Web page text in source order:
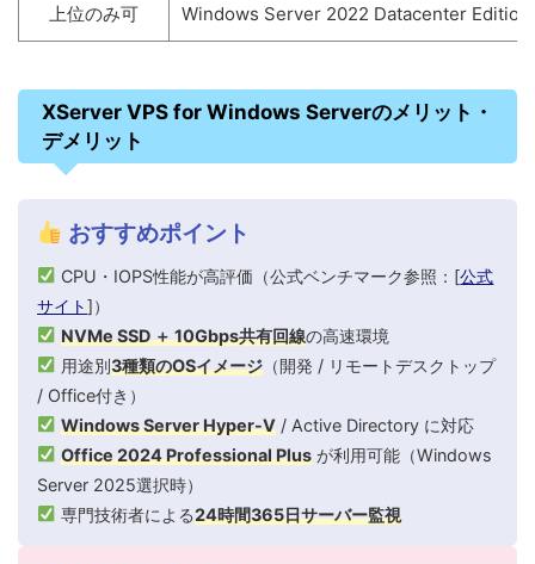
上位のみ可
Windows Server 2022 Datacenter Edition
XServer VPS for Windows Serverのメリット・
デメリット
おすすめポイント
CPU・IOPS性能が高評価（公式ベンチマーク参照：[公式
サイト]）
NVMe SSD ＋ 10Gbps共有回線の高速環境
用途別3種類のOSイメージ （開発 / リモートデスクトップ
/ Office付き）
Windows Server Hyper-V / Active Directory に対応
Office 2024 Professional Plus が利用可能（Windows
Server 2025選択時）
専門技術者による24時間365日サーバー監視